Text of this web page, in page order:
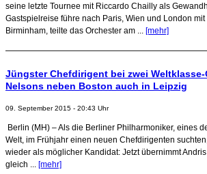
seine letzte Tournee mit Riccardo Chailly als
Gastspielreise führe nach Paris, Wien und London
Birminham, teilte das Orchester am ... [mehr]
Jüngster Chefdirigent bei zwei
Nelsons neben Boston auch in Leipzig
09. September 2015 - 20:43 Uhr
Berlin (MH) – Als die Berliner Philharmoniker, eines
Welt, im Frühjahr einen neuen Chefdirigenten
wieder als möglicher Kandidat: Jetzt übernimmt
gleich ... [mehr]